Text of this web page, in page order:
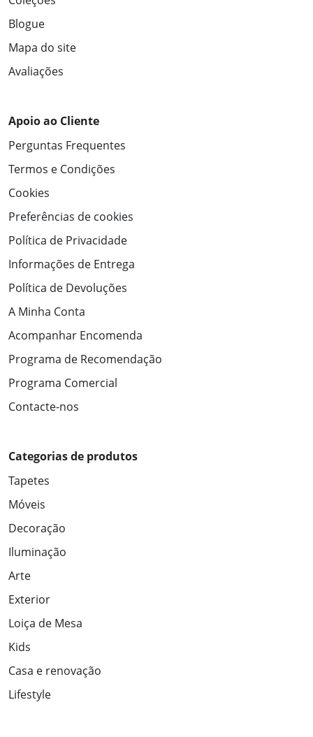
Blogue
Mapa do site
Avaliações
Apoio ao Cliente
Perguntas Frequentes
Termos e Condições
Cookies
Preferências de cookies
Política de Privacidade
Informações de Entrega
Política de Devoluções
A Minha Conta
Acompanhar Encomenda
Programa de Recomendação
Programa Comercial
Contacte-nos
Categorias de produtos
Tapetes
Móveis
Decoração
Iluminação
Arte
Exterior
Loiça de Mesa
Kids
Casa e renovação
Lifestyle